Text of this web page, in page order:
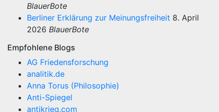
BlauerBote
Berliner Erklärung zur Meinungsfreiheit 8. April
2026 BlauerBote
Empfohlene Blogs
AG Friedensforschung
analitik.de
Anna Torus (Philosophie)
Anti-Spiegel
antikrieg.com